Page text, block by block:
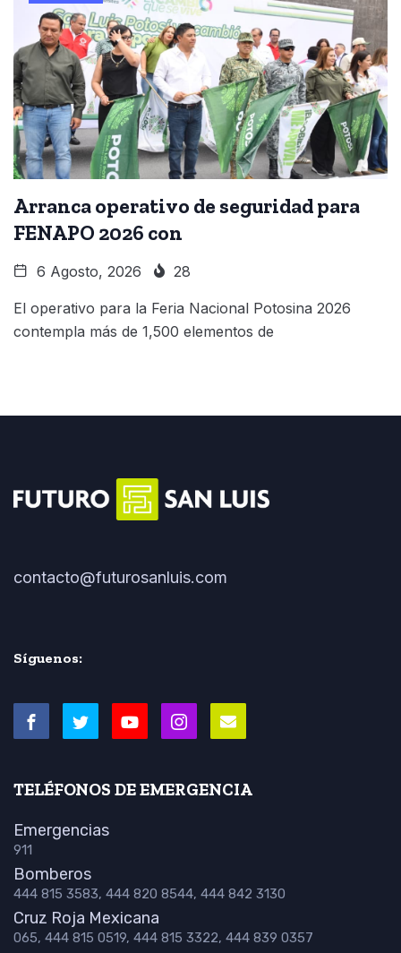
Arranca operativo de seguridad para
FENAPO 2026 con
6 Agosto, 2026 28
El operativo para la Feria Nacional Potosina 2026
contempla más de 1,500 elementos de
contacto@futurosanluis.com
Síguenos:
TELÉFONOS DE EMERGENCIA
Emergencias
911
Bomberos
444 815 3583, 444 820 8544, 444 842 3130
Cruz Roja Mexicana
065, 444 815 0519, 444 815 3322, 444 839 0357